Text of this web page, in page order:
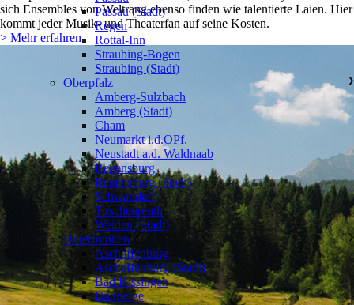
sich Ensembles von Weltrang ebenso finden wie talentierte Laien. Hier
kommt jeder Musik- und Theaterfan auf seine Kosten.
> Mehr erfahren
Passau (Stadt)
Regen
Rottal-Inn
Straubing-Bogen
Straubing (Stadt)
Oberpfalz
❯
Amberg-Sulzbach
Amberg (Stadt)
Cham
Neumarkt i.d.OPf.
Neustadt a.d. Waldnaab
Regensburg
Regensburg (Stadt)
Schwandorf
Tirschenreuth
Weiden (Stadt)
Unterfranken
❯
Aschaffenburg
Aschaffenburg (Stadt)
Bad Kissingen
Haßberge